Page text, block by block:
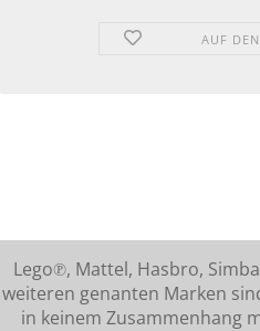
AUF
Lego℗, Mattel, Hasbro,
weiteren genanten Marken
in keinem Zusammenhang